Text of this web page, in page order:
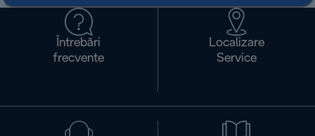
Întrebări
frecvente
Localizare
Service